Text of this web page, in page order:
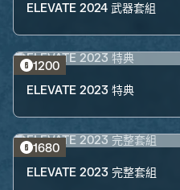
ELEVATE 2024 武器套組
1200
ELEVATE 2023 特典
1680
ELEVATE 2023 完整套組